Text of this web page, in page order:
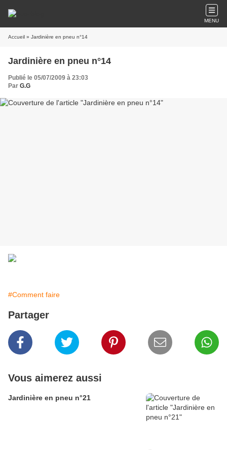
MENU
Accueil » Jardinière en pneu n°14
Jardinière en pneu n°14
Publié le 05/07/2009 à 23:03
Par G.G
#Comment faire
Partager
Vous aimerez aussi
Jardinière en pneu n°21